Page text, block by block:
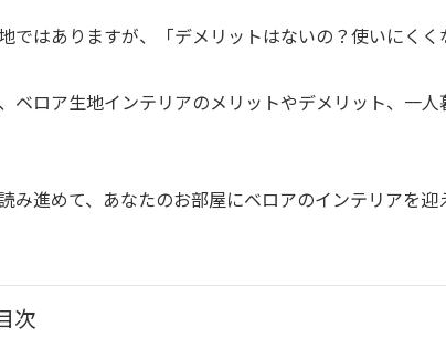
ではありますが、「デメリットはないの？使いにくく
ベロア生地インテリアのメリットやデメリット、一
み進めて、あなたのお部屋にベロアのインテリアを迎
次